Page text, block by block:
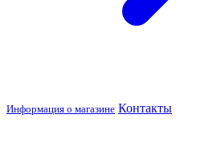
Информация о магазине Контакты